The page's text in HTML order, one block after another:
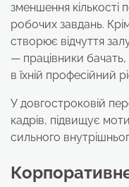
зменшення
робочих завдань.
створює відчуття
— працівники
в їхній професійний
У довгостроковій
кадрів, підвищує
сильного